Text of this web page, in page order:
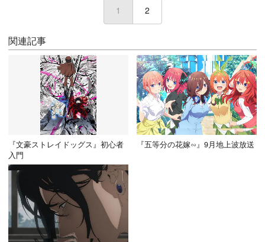
1 (current)
2
関連記事
『文豪ストレイドッグス』初心者
入門
『五等分の花嫁∽』9月地上波放送